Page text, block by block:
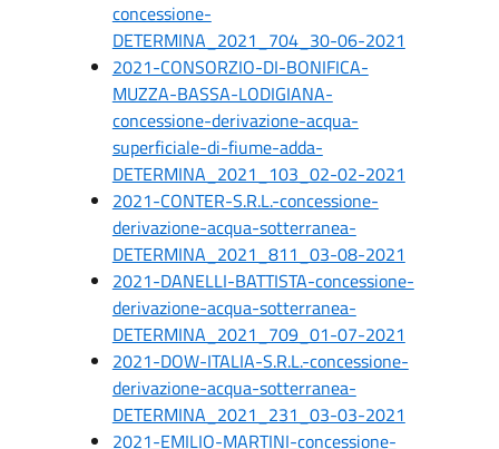
concessione-
DETERMINA_2021_704_30-06-2021
2021-CONSORZIO-DI-BONIFICA-
MUZZA-BASSA-LODIGIANA-
concessione-derivazione-acqua-
superficiale-di-fiume-adda-
DETERMINA_2021_103_02-02-2021
2021-CONTER-S.R.L.-concessione-
derivazione-acqua-sotterranea-
DETERMINA_2021_811_03-08-2021
2021-DANELLI-BATTISTA-concessione-
derivazione-acqua-sotterranea-
DETERMINA_2021_709_01-07-2021
2021-DOW-ITALIA-S.R.L.-concessione-
derivazione-acqua-sotterranea-
DETERMINA_2021_231_03-03-2021
2021-EMILIO-MARTINI-concessione-